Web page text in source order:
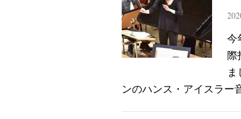
今
際
ま
ンのハンス・アイスラー